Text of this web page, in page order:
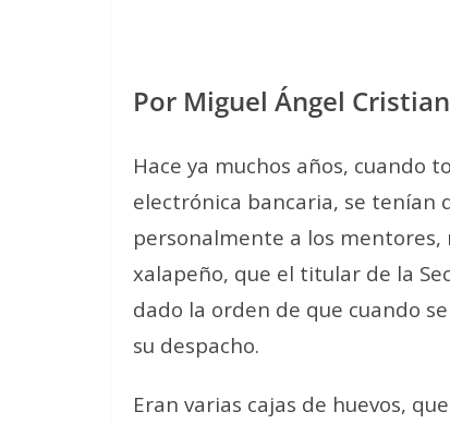
Por Miguel Ángel
Hace ya muchos años, cuando
electrónica bancaria, se tenían
personalmente a los mentores,
xalapeño, que el titular de la
dado la orden de que cuando
su despacho.
Eran varias cajas de huevos,